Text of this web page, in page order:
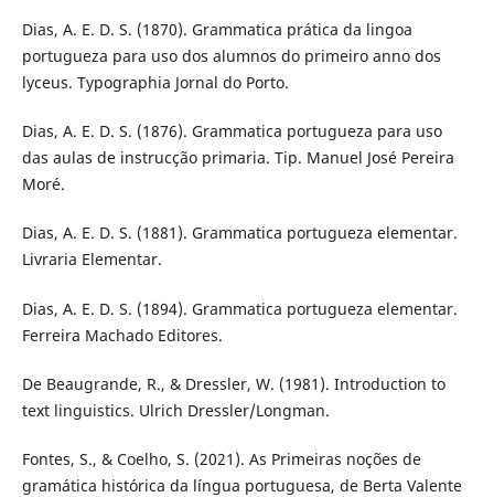
Dias, A. E. D. S. (1870). Grammatica prática da lingoa
portugueza para uso dos alumnos do primeiro anno dos
lyceus. Typographia Jornal do Porto.
Dias, A. E. D. S. (1876). Grammatica portugueza para uso
das aulas de instrucção primaria. Tip. Manuel José Pereira
Moré.
Dias, A. E. D. S. (1881). Grammatica portugueza elementar.
Livraria Elementar.
Dias, A. E. D. S. (1894). Grammatica portugueza elementar.
Ferreira Machado Editores.
De Beaugrande, R., & Dressler, W. (1981). Introduction to
text linguistics. Ulrich Dressler/Longman.
Fontes, S., & Coelho, S. (2021). As Primeiras noções de
gramática histórica da língua portuguesa, de Berta Valente